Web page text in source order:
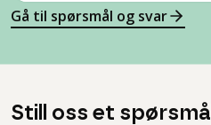
Gå til spørsmål og svar
Still oss et spørsmål